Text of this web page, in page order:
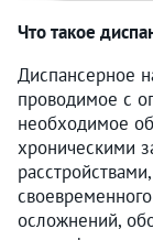
Что такое
Диспансерное
проводимое с
необходимое
хроническими
осложнений,